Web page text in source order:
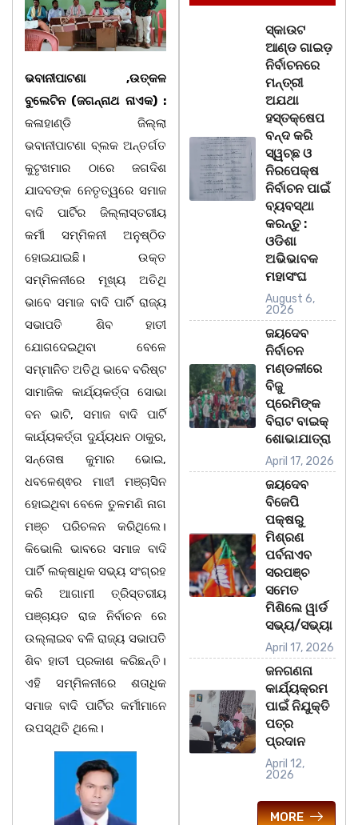
ଭବାନୀପାଟଣା ,ଉତ୍କଳ
ବୁଲେଟିନ (ଜଗନ୍ନାଥ ନାଏକ) :
କଳାହାଣ୍ଡି ଜିଲ୍ଲା
ଭବାନୀପାଟଣା ବ୍ଲକ ଅନ୍ତର୍ଗତ
କୁଟୃଖମାର ଠାରେ ଜଗଦିଶ
ଯାଦବଙ୍କ ନେତୃତ୍ୱରେ ସମାଜ
ବାଦି ପାର୍ଟିର ଜିଲ୍ଲାସ୍ତରୀୟ
କର୍ମୀ ସମ୍ମିଳନୀ ଅନୁଷ୍ଠିତ
ହୋଇଯାଇଛି। ଉକ୍ତ
ସମ୍ମିଳନୀରେ ମୂଖ୍ୟ ଅତିଥି
ଭାବେ ସମାଜ ବାଦି ପାର୍ଟି ରାଜ୍ୟ
ସଭାପତି ଶିବ ହାତୀ
ଯୋଗଦେଇଥିବା ବେଳେ
ସମ୍ମାନିତ ଅତିଥି ଭାବେ ବରିଷ୍ଟ
ସାମାଜିକ କାର୍ଯ୍ୟକର୍ତ୍ତା ସୋଭା
ବନ ଭାଟି, ସମାଜ ବାଦି ପାର୍ଟି
କାର୍ଯ୍ୟକର୍ତ୍ତା ଦୁର୍ଯ୍ୟଧନ ଠାକୁର,
ସନ୍ତୋଷ କୁମାର ଭୋଇ,
ଧବଳେଶ୍ଵର ମାଝୀ ମଞ୍ଚାସିନ
ହୋଇଥିବା ବେଳେ ତୁଳମଣି ନାଗ
ମଞ୍ଚ ପରିଚଳନ କରିଥିଲେ।
କିଭୋଲି ଭାବରେ ସମାଜ ବାଦି
ପାର୍ଟି ଲକ୍ଷାଧିକ ସଭ୍ୟ ସଂଗ୍ରହ
କରି ଆଗାମୀ ତ୍ରିସ୍ତରୀୟ
ପଞ୍ଚାୟତ ରାଜ ନିର୍ବାଚନ ରେ
ଉଲ୍ଲାଇବ ବଳି ରାଜ୍ୟ ସଭାପତି
ଶିବ ହାତୀ ପ୍ରକାଶ କରିଛନ୍ତି।
ଏହି ସମ୍ମିଳନୀରେ ଶତାଧିକ
ସମାଜ ବାଦି ପାର୍ଟିର କର୍ମୀମାନେ
ଉପସ୍ଥିତି ଥିଲେ।
ସ୍କାଉଟ
ଆଣ୍ଡ ଗାଇଡ଼
ନିର୍ବାଚନରେ
ମନ୍ତ୍ରୀ
ଅଯଥା
ହସ୍ତକ୍ଷେପ
ବନ୍ଦ କରି
ସ୍ୱଚ୍ଛ ଓ
ନିରପେକ୍ଷ
ନିର୍ବାଚନ ପାଇଁ
ବ୍ୟବସ୍ଥା
କରନ୍ତୁ :
ଓଡିଶା
ଅଭିଭାବକ
ମହାସଂଘ
August 6,
2026
ଜୟଦେବ
ନିର୍ବାଚନ
ମଣ୍ଡଳୀରେ
ବିଜୁ
ପ୍ରେମିଙ୍କ
ବିରାଟ ବାଇକ୍
ଶୋଭାଯାତ୍ରା
April 17, 2026
ଜୟଦେବ
ବିଜେପି
ପକ୍ଷରୁ
ମିଶ୍ରଣ
ପର୍ବନାଏବ
ସରପଞ୍ଚ
ସମେତ
ମିଶିଲେ ୱାର୍ଡ
ସଭ୍ୟ/ସଭ୍ୟା
April 17, 2026
ଜନଗଣନା
କାର୍ଯ୍ୟକ୍ରମ
ପାଇଁ ନିଯୁକ୍ତି
ପତ୍ର
ପ୍ରଦାନ
April 12,
2026
MORE